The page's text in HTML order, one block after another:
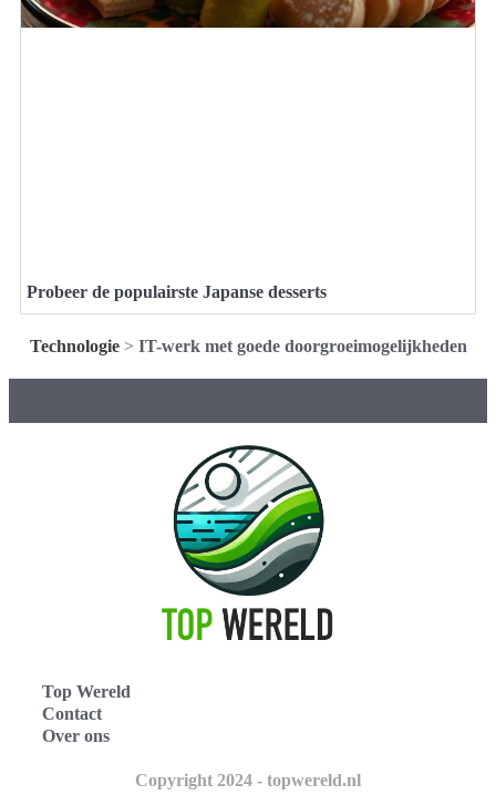
Probeer de populairste Japanse desserts
Technologie> IT-werk met goede doorgroeimogelijkheden
Top Wereld
Contact
Over ons
Copyright 2024 - topwereld.nl